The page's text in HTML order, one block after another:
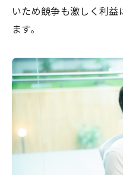
いため競争も激しく利
ます。